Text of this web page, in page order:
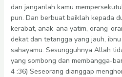
dan janganlah kamu
pun. Dan berbuat baiklah kepada
kerabat, anak-ana yatim, orang-
dekat dan tetangga yang jauh,
sahayamu. Sesungguhnya Allah
yang sombong dan membangga-
4 :36) Seseorang dianggap